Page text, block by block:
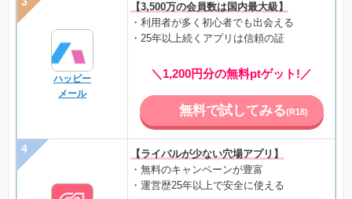
ハッピー
メール
【3,500万の会員数は国内最大級】
・利用者が多く初心者でも出会える
・25年以上続くアプリは信頼の証
＼1,200円分の無料ptゲット!／
無料で試してみる(R18)
【ライバルが少ない穴場アプリ】
・無料のキャンペーンが豊富
・運営歴25年以上で安全に使える